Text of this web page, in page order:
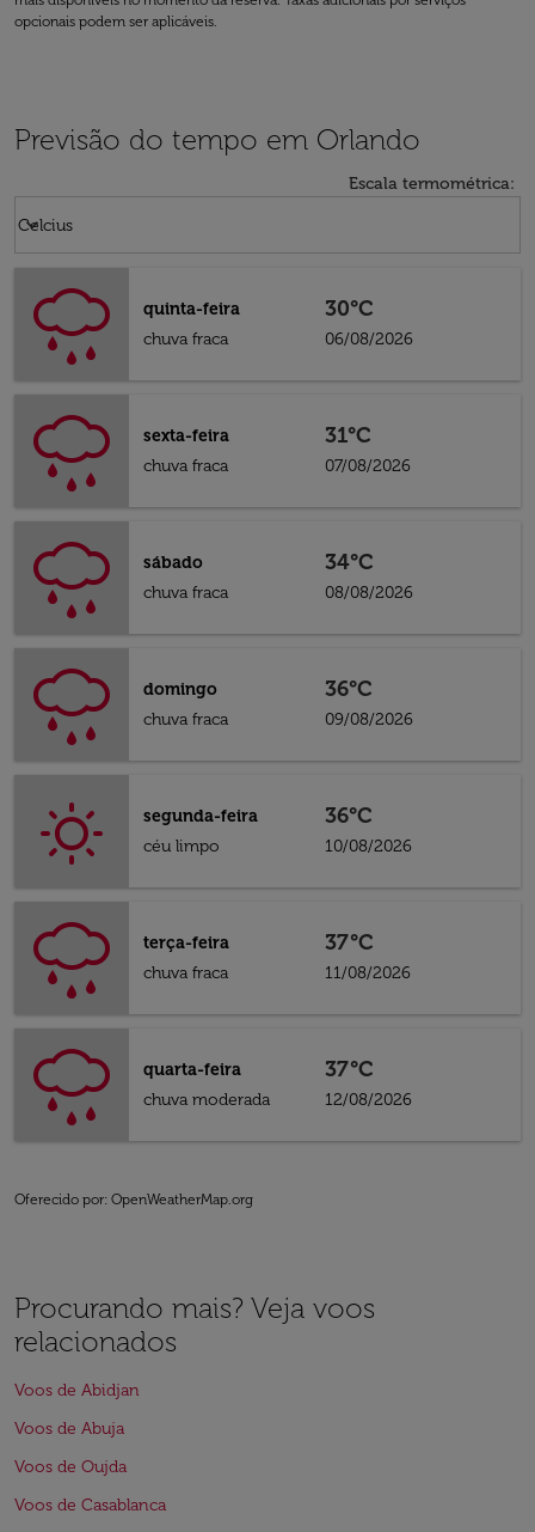
opcionais podem ser aplicáveis.
Previsão do tempo em Orlando
Escala termométrica:
Celcius
keyboard_arrow_down
quinta-feira
chuva fraca
30°C
06/08/2026
sexta-feira
chuva fraca
31°C
07/08/2026
sábado
chuva fraca
34°C
08/08/2026
domingo
chuva fraca
36°C
09/08/2026
segunda-feira
céu limpo
36°C
10/08/2026
terça-feira
chuva fraca
37°C
11/08/2026
quarta-feira
chuva moderada
37°C
12/08/2026
Oferecido por: OpenWeatherMap.org
Procurando mais? Veja voos
relacionados
Voos de Abidjan
Voos de Abuja
Voos de Oujda
Voos de Casablanca